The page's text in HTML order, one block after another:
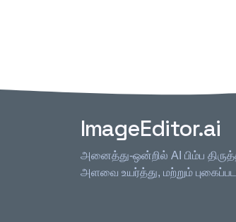
ImageEditor.ai
அனைத்து-ஒன்றில் AI பிம்ப
அளவை உயர்த்து, மற்றும்